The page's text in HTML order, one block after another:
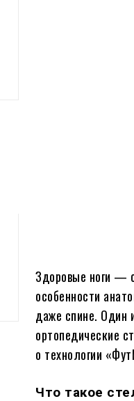
Здоровые ноги —
особенности
даже спине. Один
ортопедические
о технологии
Что такое